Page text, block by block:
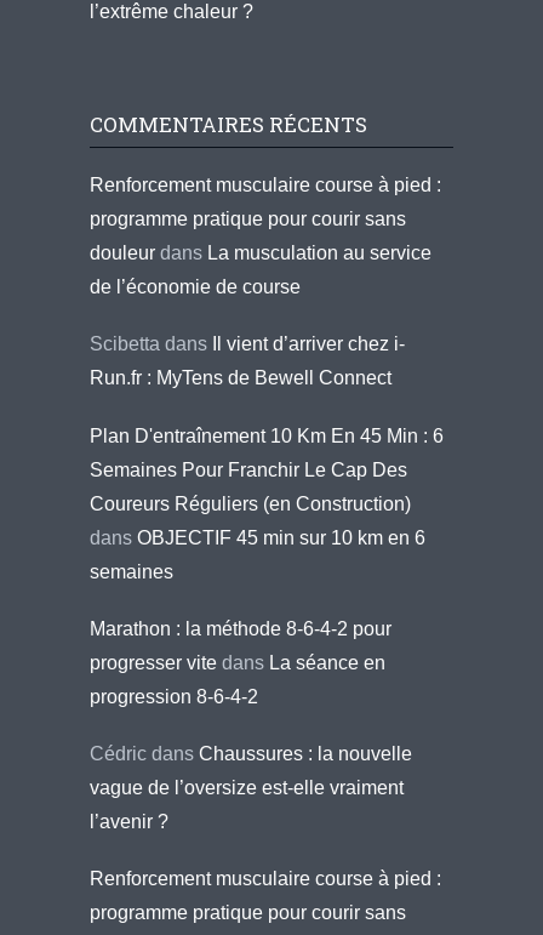
l’extrême chaleur ?
COMMENTAIRES RÉCENTS
Renforcement musculaire course à pied :
programme pratique pour courir sans
douleur dans La musculation au service
de l’économie de course
Scibetta dans
Il vient d’arriver chez i-
Run.fr : MyTens de Bewell Connect
Plan D'entraînement 10 Km En 45 Min : 6
Semaines Pour Franchir Le Cap Des
Coureurs Réguliers (en Construction)
dans OBJECTIF 45 min sur 10 km en 6
semaines
Marathon : la méthode 8-6-4-2 pour
progresser vite dans La séance en
progression 8-6-4-2
Cédric dans Chaussures : la nouvelle
vague de l’oversize est-elle vraiment
l’avenir ?
Renforcement musculaire course à pied :
programme pratique pour courir sans